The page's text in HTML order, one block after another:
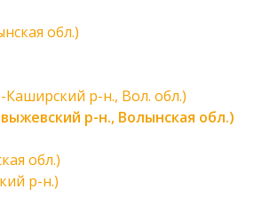
обл.)
р-н., Вол. обл.)
р-н., Волынская обл.)
обл.)
р-н.)